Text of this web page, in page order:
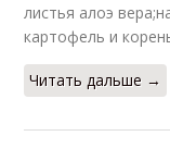
листья алоэ
картофель и
Читать дальше →